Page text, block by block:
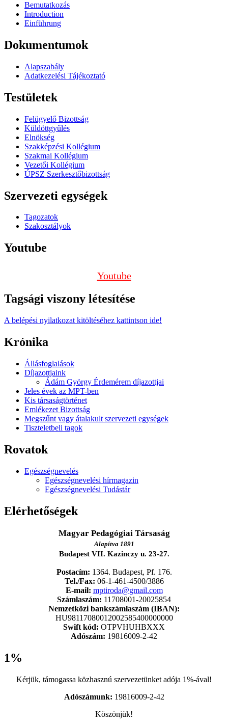
Bemutatkozás
Introduction
Einführung
Dokumentumok
Alapszabály
Adatkezelési Tájékoztató
Testületek
Felügyelő Bizottság
Küldöttgyűlés
Elnökség
Szakképzési Kollégium
Szakmai Kollégium
Vezetői Kollégium
ÚPSZ Szerkesztőbizottság
Szervezeti egységek
Tagozatok
Szakosztályok
Youtube
Youtube
Tagsági viszony létesítése
A belépési nyilatkozat kitöltéséhez kattintson ide!
Krónika
Állásfoglalások
Díjazottjaink
Ádám György Érdemérem díjazottjai
Jeles évek az MPT-ben
Kis társaságtörténet
Emlékezet Bizottság
Megszűnt vagy átalakult szervezeti egységek
Tiszteletbeli tagok
Rovatok
Egészségnevelés
Egészségnevelési hírmagazin
Egészségnevelési Tudástár
Elérhetőségek
Magyar Pedagógiai Társaság
Alapítva 1891
Budapest VII. Kazinczy u. 23-27.
Postacím: 1364. Budapest, Pf. 176.
Tel./Fax: 06-1-461-4500/3886
E-mail: mptiroda@gmail.com
Számlaszám: 11708001-20025854
Nemzetközi bankszámlaszám (IBAN):
HU98117080012002585400000000
Swift kód: OTPVHUHBXXX
Adószám: 19816009-2-42
1%
Kérjük, támogassa közhasznú szervezetünket adója 1%-ával!
Adószámunk: 19816009-2-42
Köszönjük!